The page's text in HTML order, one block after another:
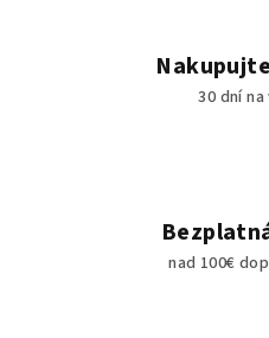
30 dní
nad 100€